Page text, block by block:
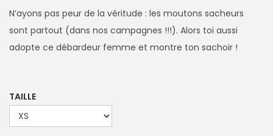
N’ayons pas peur de la véritude : les moutons sacheurs
sont partout (dans nos campagnes !!!). Alors toi aussi
adopte ce débardeur femme et montre ton sachoir !
TAILLE